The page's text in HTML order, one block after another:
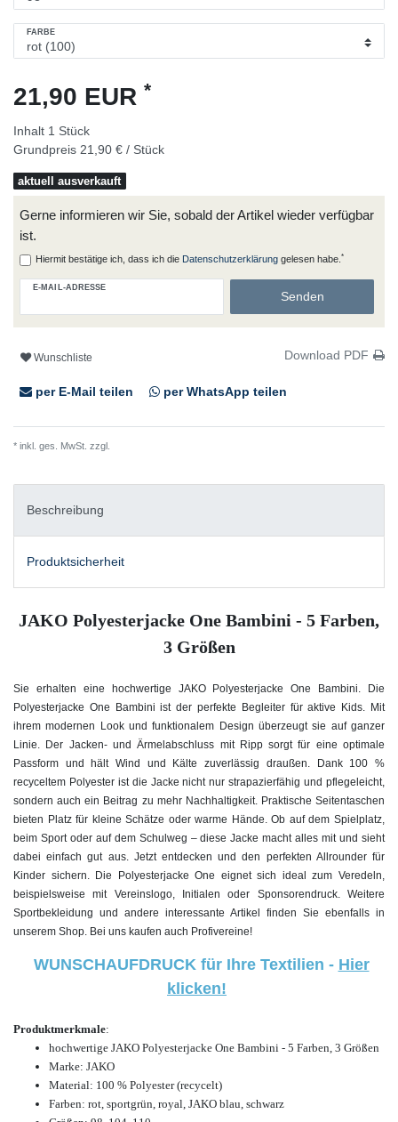
FARBE
21,90 EUR *
Inhalt 1 Stück
Grundpreis 21,90 € / Stück
aktuell ausverkauft
Gerne informieren wir Sie, sobald der Artikel wieder verfügbar
ist.
E-MAIL-ADRESSE
Hiermit bestätige ich, dass ich die Daten­schutz­erklärunggelesen habe. *
Senden
Wunschliste Download PDF
per E-Mail teilen per WhatsApp teilen
* inkl. ges. MwSt. zzgl.
Beschreibung
Produktsicherheit
JAKO Polyesterjacke One Bambini - 5 Farben,
3 Größen
Sie erhalten eine hochwertige JAKO Polyesterjacke One Bambini. Die
Polyesterjacke One Bambini ist der perfekte Begleiter für aktive Kids. Mit
ihrem modernen Look und funktionalem Design überzeugt sie auf ganzer
Linie. Der Jacken- und Ärmelabschluss mit Ripp sorgt für eine optimale
Passform und hält Wind und Kälte zuverlässig draußen. Dank 100 %
recyceltem Polyester ist die Jacke nicht nur strapazierfähig und pflegeleicht,
sondern auch ein Beitrag zu mehr Nachhaltigkeit. Praktische Seitentaschen
bieten Platz für kleine Schätze oder warme Hände. Ob auf dem Spielplatz,
beim Sport oder auf dem Schulweg – diese Jacke macht alles mit und sieht
dabei einfach gut aus. Jetzt entdecken und den perfekten Allrounder für
Kinder sichern. Die Polyesterjacke One eignet sich ideal zum Veredeln,
beispielsweise mit Vereinslogo, Initialen oder Sponsorendruck. Weitere
Sportbekleidung und andere interessante Artikel finden Sie ebenfalls in
unserem Shop. Bei uns kaufen auch Profivereine!
WUNSCHAUFDRUCK für Ihre Textilien - Hier
klicken!
Produktmerkmale:
hochwertige JAKO Polyesterjacke One Bambini - 5 Farben, 3 Größen
Marke: JAKO
Material: 100 % Polyester (recycelt)
Farben: rot, sportgrün, royal, JAKO blau, schwarz